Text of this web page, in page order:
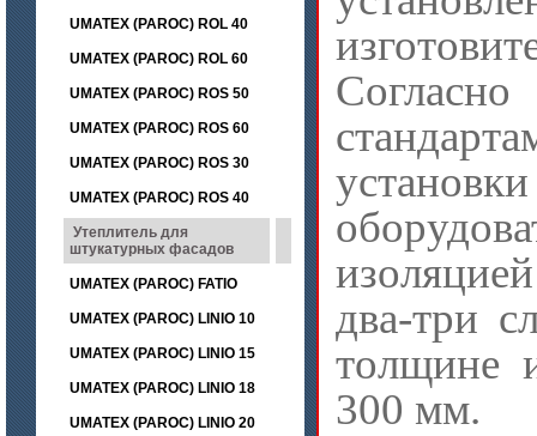
UMATEX (PAROC) ROL 40
UMATEX (PAROC) ROL 60
UMATEX (PAROC) ROS 50
UMATEX (PAROC) ROS 60
UMATEX (PAROC) ROS 30
UMATEX (PAROC) ROS 40
Утеплитель для
штукатурных фасадов
UMATEX (PAROC) FATIO
UMATEX (PAROC) LINIO 10
UMATEX (PAROC) LINIO 15
UMATEX (PAROC) LINIO 18
UMATEX (PAROC) LINIO 20
два-три
толщине
300 мм.